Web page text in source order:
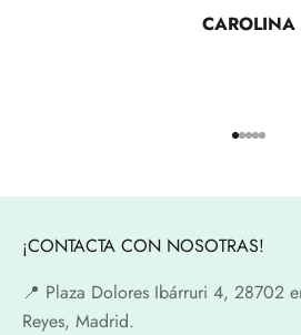
CAROLINA
Ir al
Ir al
Ir al
Ir al
Ir al
¡CONTACTA CON NOSOTRAS!
📍​ Plaza Dolores Ibárruri 4, 28702
Reyes, Madrid.